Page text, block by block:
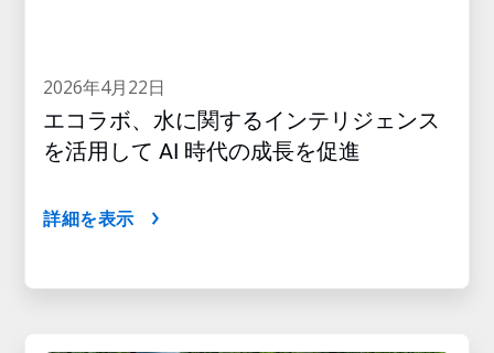
2026年4月22日
エコラボ、水に関するインテリジェンス
を活用して AI 時代の成長を促進
詳細を表示